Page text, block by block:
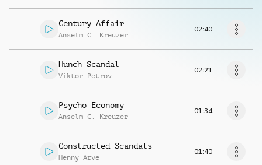
Century Affair
Anselm C. Kreuzer
02:40
Hunch Scandal
Viktor Petrov
02:21
Psycho Economy
Anselm C. Kreuzer
01:34
Constructed Scandals
Henny Arve
01:40